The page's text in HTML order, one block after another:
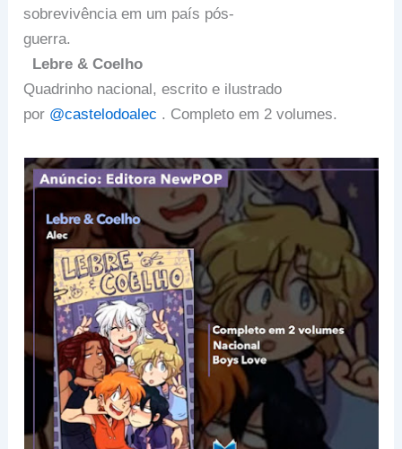
sobrevivência em um país pós-
guerra.
Lebre & Coelho
Quadrinho nacional, escrito e ilustrado
por @castelodoalec . Completo em 2 volumes.